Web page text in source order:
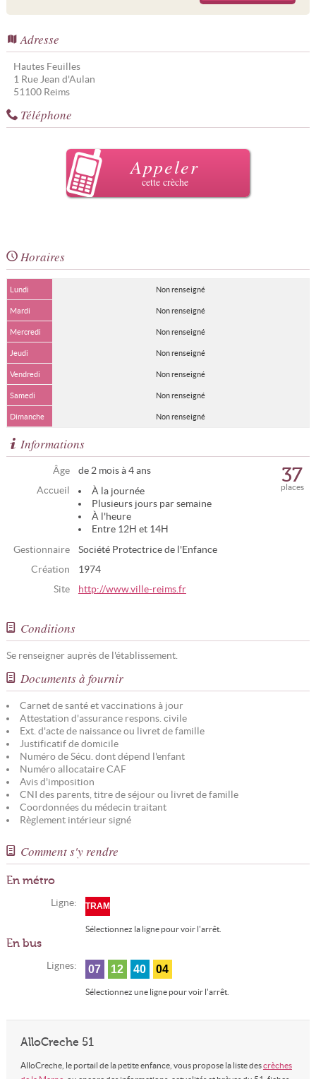
Adresse
Hautes Feuilles
1 Rue Jean d'Aulan
51100 Reims
Téléphone
Appeler
cette crèche
Horaires
Lundi Non renseigné
Mardi Non renseigné
Mercredi Non renseigné
Jeudi Non renseigné
Vendredi Non renseigné
Samedi Non renseigné
Dimanche Non renseigné
Informations
Âge
de 2 mois à 4 ans
Accueil
À la journée
Plusieurs jours par semaine
À l'heure
Entre 12H et 14H
Gestionnaire
Société Protectrice de l'Enfance
Création
1974
Site
http://www.ville-reims.fr
places
37
Conditions
Se renseigner auprès de l'établissement.
Documents à fournir
Carnet de santé et vaccinations à jour
Attestation d'assurance respons. civile
Ext. d'acte de naissance ou livret de famille
Justificatif de domicile
Numéro de Sécu. dont dépend l'enfant
Numéro allocataire CAF
Avis d'imposition
CNI des parents, titre de séjour ou livret de famille
Coordonnées du médecin traitant
Règlement intérieur signé
Comment s'y rendre
En métro
Ligne: TRAM
Sélectionnez la ligne pour voir l'arrêt.
En bus
Lignes: 07 12 40 04
Sélectionnez une ligne pour voir l'arrêt.
AlloCreche 51
AlloCreche, le portail de la petite enfance, vous propose la liste descrèches